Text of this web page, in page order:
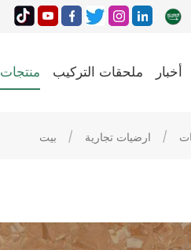
منتجات ملحقات التركيب أخبار
بيت / ارضيات تجارية /